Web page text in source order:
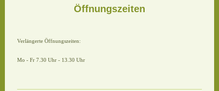
Öffnungszeiten
Verlängerte Öffnungszeiten:
Mo - Fr 7.30 Uhr - 13.30 Uhr